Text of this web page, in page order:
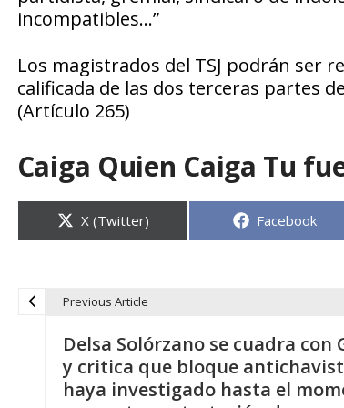
incompatibles…”
Los magistrados del TSJ podrán ser
calificada de las dos terceras partes
(Artículo 265)
Caiga Quien Caiga Tu
Compartir
en
X (Twitter) Compartir
Facebook
Previous Article
Delsa Solórzano se cuadra con
y critica que bloque
haya investigado hasta el